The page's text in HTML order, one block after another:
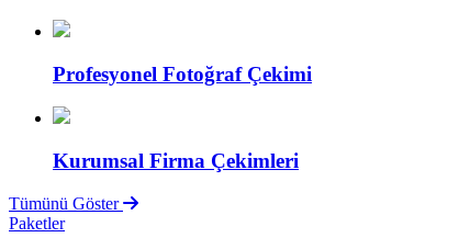
Profesyonel Fotoğraf Çekimi
Kurumsal Firma Çekimleri
Tümünü Göster
Paketler